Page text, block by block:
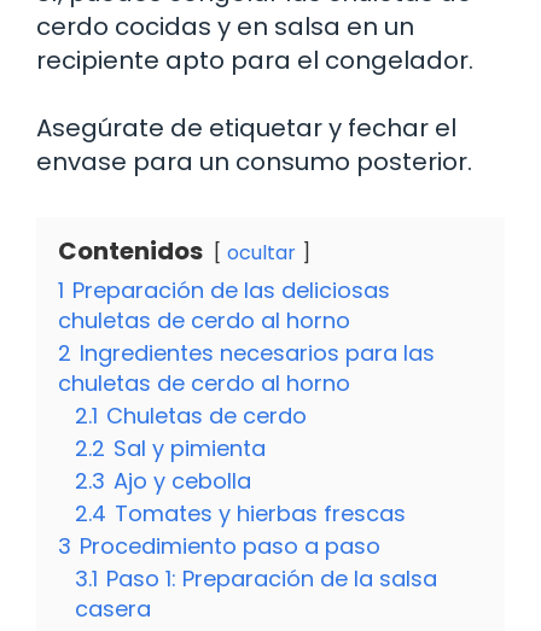
cerdo cocidas y en salsa en un
recipiente apto para el congelador.
Asegúrate de etiquetar y fechar el
envase para un consumo posterior.
Contenidos ocultar
1 Preparación de las deliciosas
chuletas de cerdo al horno
2 Ingredientes necesarios para las
chuletas de cerdo al horno
2.1 Chuletas de cerdo
2.2 Sal y pimienta
2.3 Ajo y cebolla
2.4 Tomates y hierbas frescas
3 Procedimiento paso a paso
3.1 Paso 1: Preparación de la salsa
casera